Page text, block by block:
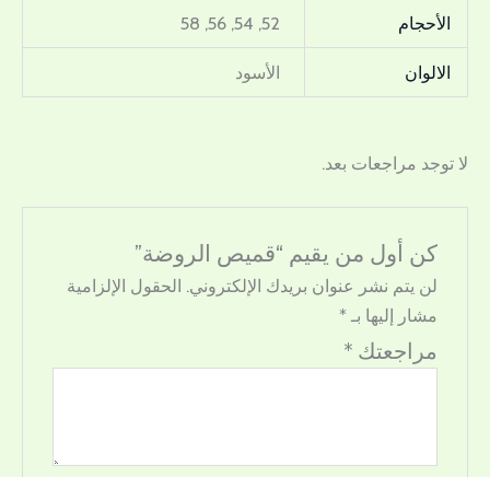
الأحجام 52, 54, 56, 58
الالوان الأسود
لا توجد مراجعات بعد.
كن أول من يقيم “قميص الروضة”
لن يتم نشر عنوان بريدك الإلكتروني. الحقول الإلزامية
مشار إليها بـ*
مراجعتك *